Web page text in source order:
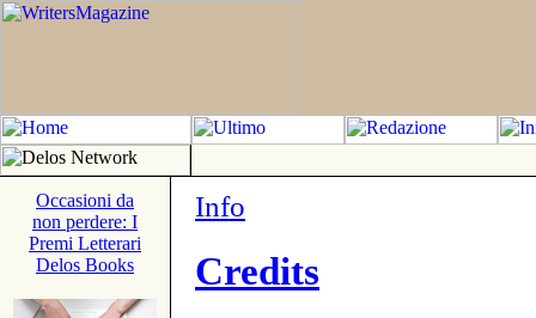
Occasioni da
non perdere: I
Premi Letterari
Delos Books
Info
Credits